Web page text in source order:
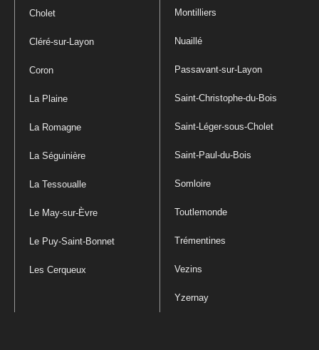
Cholet
Cléré-sur-Layon
Coron
La Plaine
La Romagne
La Séguinière
La Tessoualle
Le May-sur-Èvre
Le Puy-Saint-Bonnet
Les Cerqueux
Montilliers
Nuaillé
Passavant-sur-Layon
Saint-Christophe-du-Bois
Saint-Léger-sous-Cholet
Saint-Paul-du-Bois
Somloire
Toutlemonde
Trémentines
Vezins
Yzernay